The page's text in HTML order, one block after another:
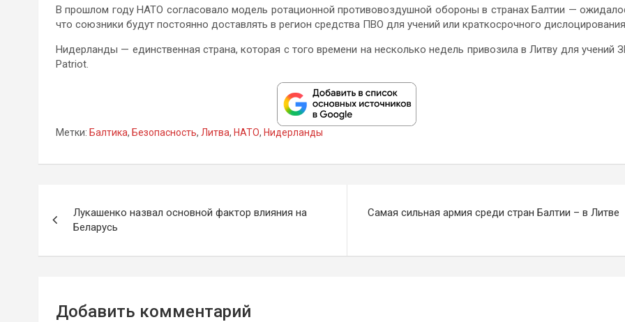
В прошлом году НАТО согласовало модель ротационной противовоздушной обороны в странах Балтии —
что союзники будут постоянно доставлять в регион средства ПВО для учений или краткосрочного
Нидерланды — единственная страна, которая с того времени на несколько недель привозила в Литву для учений
Patriot.
Метки: Балтика, Безопасность, Литва, НАТО, Нидерланды
по
записям
Лукашенко назвал основной фактор влияния на
Беларусь
Самая сильная армия среди стран Балтии – в Литве
Добавить комментарий